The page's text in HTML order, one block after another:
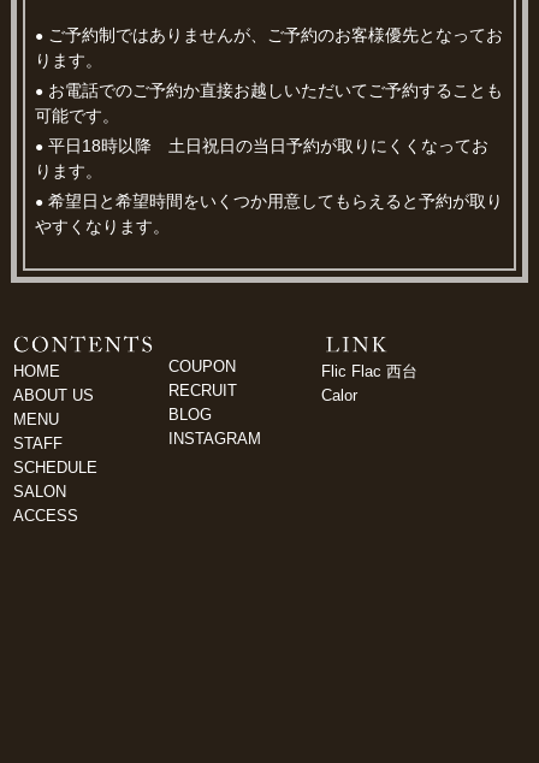
● ご予約制ではありませんが、ご予約のお客様優先となってお
ります。
● お電話でのご予約か直接お越しいただいてご予約することも
可能です。
● 平日18時以降 土日祝日の当日予約が取りにくくなってお
ります。
● 希望日と希望時間をいくつか用意してもらえると予約が取り
やすくなります。
HOME
ABOUT US
MENU
STAFF
SCHEDULE
SALON
ACCESS
COUPON
RECRUIT
BLOG
INSTAGRAM
Flic Flac 西台
Calor